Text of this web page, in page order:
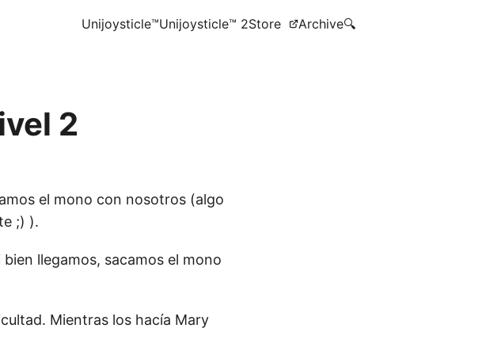
Unijoysticle™Unijoysticle™ 2Store Archive🔍
2
el mono con nosotros (algo
;) ).
bien llegamos, sacamos el mono
Mientras los hacía Mary